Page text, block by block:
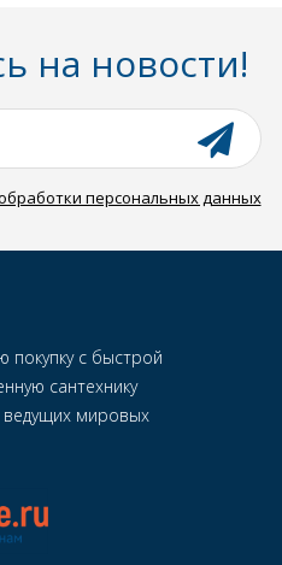
на новости!
персональных данных
покупку с быстрой
сантехнику
мировых